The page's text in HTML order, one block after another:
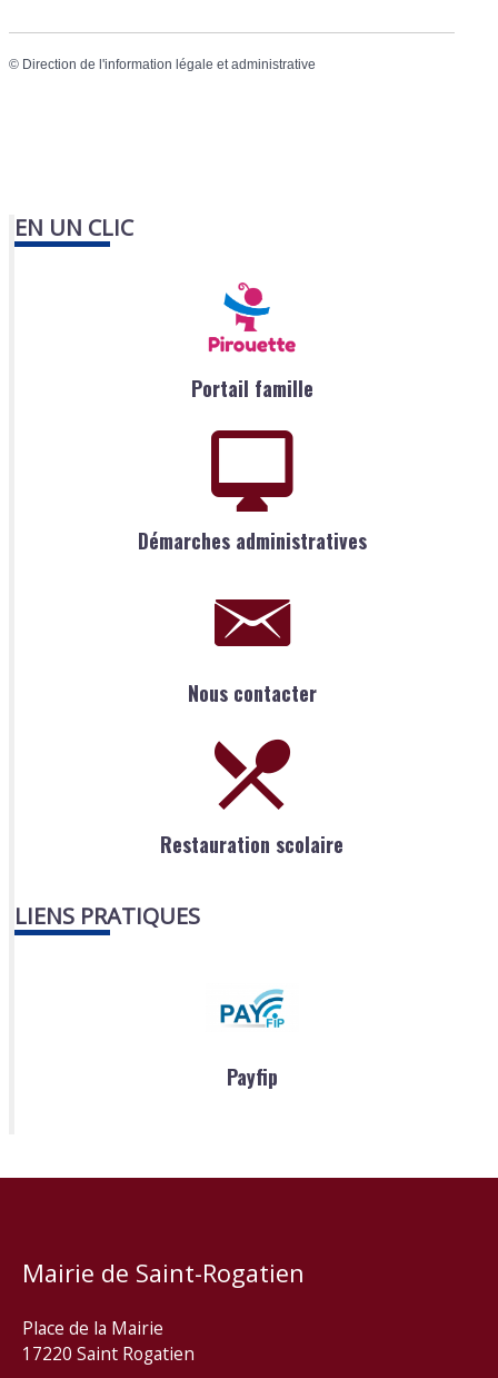
© Direction de l'information légale et administrative
EN UN CLIC
Portail famille
Démarches administratives
Nous contacter
Restauration scolaire
LIENS PRATIQUES
Payfip
Mairie de Saint-Rogatien
Place de la Mairie
17220 Saint Rogatien